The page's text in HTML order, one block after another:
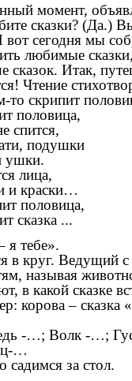
момент,
сказки? (Да.)
вот сегодня мы
любимые
сказок. Итак,
Чтение
скрипит
половица,
спится,
подушки
ушки.
лица,
и краски…
половица,
сказка ...
я тебе».
в круг. Ведущий
называя
в какой сказке
корова – сказка
-…; Волк -…;
…
за стол.